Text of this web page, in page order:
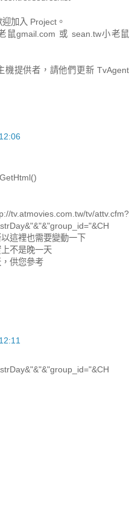
加入 Project。
鼠gmail.com 或 sean.tw小老鼠
機提供者，請他們更新 TvAgent
tv/attv.cfm?
這裡也需要變動一下
不是晚一天
供您參考